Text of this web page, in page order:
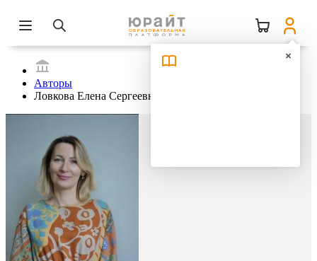
Авторы
Ловкова Елена Сергеевна